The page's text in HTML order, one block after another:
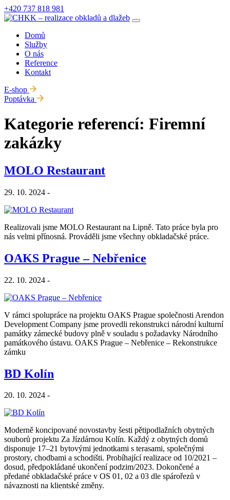
+420 737 818 981
Domů
Služby
O nás
Reference
Kontakt
E-shop
Poptávka
Kategorie referencí: Firemní
zakázky
MOLO Restaurant
29. 10. 2024 -
Realizovali jsme MOLO Restaurant na Lipně. Tato práce byla pro
nás velmi přínosná. Prováděli jsme všechny obkladačské práce.
OAKS Prague – Nebřenice
22. 10. 2024 -
V rámci spolupráce na projektu OAKS Prague společnosti Arendon
Development Company jsme provedli rekonstrukci národní kulturní
památky zámecké budovy plně v souladu s požadavky Národního
památkového ústavu. OAKS Prague – Nebřenice – Rekonstrukce
zámku
BD Kolín
20. 10. 2024 -
Moderně koncipované novostavby šesti pětipodlažních obytných
souborů projektu Za Jízdárnou Kolín. Každý z obytných domů
disponuje 17–21 bytovými jednotkami s terasami, společnými
prostory, chodbami a schodišti. Probíhající realizace od 10/2021 –
dosud, předpokládané ukončení podzim/2023. Dokončené a
předané obkladačské práce v OS 01, 02 a 03 dle spárořezů v
návaznosti na klientské změny.